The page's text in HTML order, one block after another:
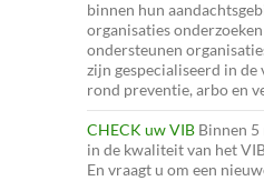
binnen hun
organisaties
ondersteunen
zijn gespecialiseerd in
rond preventie, arbo en
CHECK uw VIB Binnen
in de kwaliteit van het
En vraagt u om een